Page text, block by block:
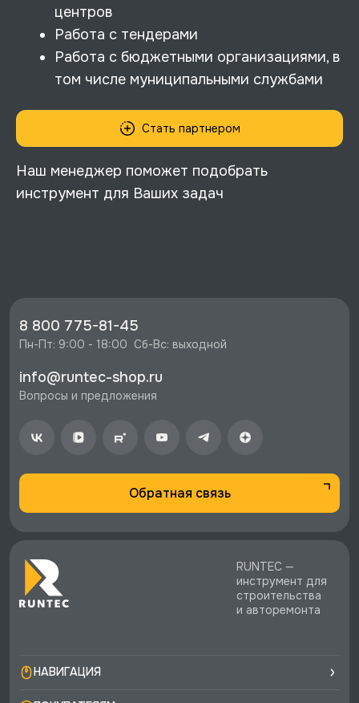
центров
Работа с тендерами
Работа с бюджетными организациями, в
том числе муниципальными службами
Стать партнером
Наш менеджер поможет подобрать
инструмент для Ваших задач
8 800 775-81-45
Пн-Пт: 9:00 - 18:00  Сб-Вс: выходной
info@runtec-shop.ru
Вопросы и предложения
Обратная связь
RUNTEC —
инструмент для
строительства
и авторемонта
НАВИГАЦИЯ